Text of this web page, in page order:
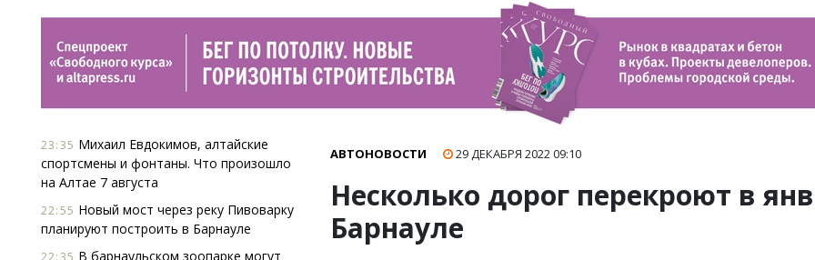
23:35 Михаил Евдокимов, алтайские
спортсмены и фонтаны. Что произошло
на Алтае 7 августа
22:55 Новый мост через реку Пивоварку
планируют построить в Барнауле
22:35 В барнаульском зоопарке могут
АВТОНОВОСТИ 29 ДЕКАБРЯ 202209:10
Несколько дорог перекроют в
Барнауле